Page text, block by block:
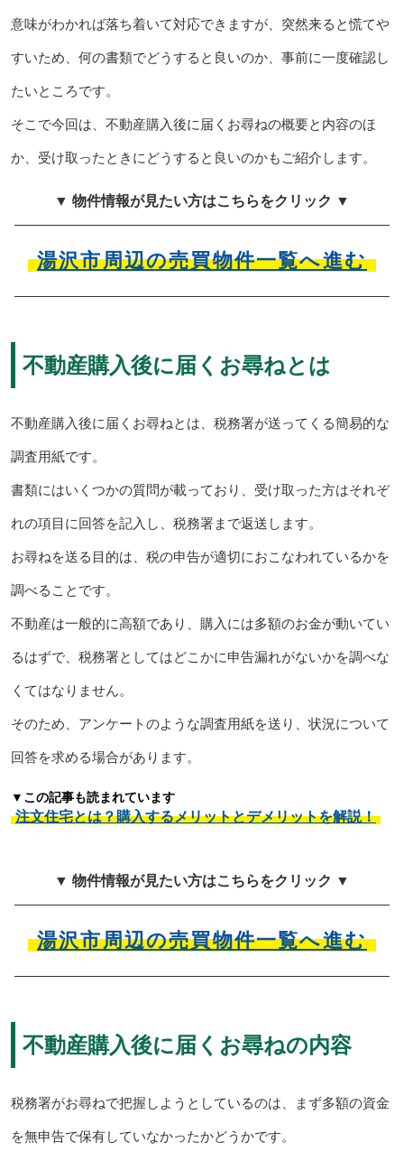
意味がわかれば落ち着いて対応できますが、突然来ると慌てや
すいため、何の書類でどうすると良いのか、事前に一度確認し
たいところです。
そこで今回は、不動産購入後に届くお尋ねの概要と内容のほ
か、受け取ったときにどうすると良いのかもご紹介します。
▼ 物件情報が見たい方はこちらをクリック ▼
湯沢市周辺の売買物件一覧へ進む
不動産購入後に届くお尋ねとは
不動産購入後に届くお尋ねとは、税務署が送ってくる簡易的な
調査用紙です。
書類にはいくつかの質問が載っており、受け取った方はそれぞ
れの項目に回答を記入し、税務署まで返送します。
お尋ねを送る目的は、税の申告が適切におこなわれているかを
調べることです。
不動産は一般的に高額であり、購入には多額のお金が動いてい
るはずで、税務署としてはどこかに申告漏れがないかを調べな
くてはなりません。
そのため、アンケートのような調査用紙を送り、状況について
回答を求める場合があります。
▼この記事も読まれています
注文住宅とは？購入するメリットとデメリットを解説！
▼ 物件情報が見たい方はこちらをクリック ▼
湯沢市周辺の売買物件一覧へ進む
不動産購入後に届くお尋ねの内容
税務署がお尋ねで把握しようとしているのは、まず多額の資金
を無申告で保有していなかったかどうかです。